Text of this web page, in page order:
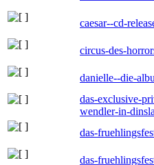
caesar--cd-
circus-des-
danielle--die-
das-exclusive-
wendler-in-
das-
das-